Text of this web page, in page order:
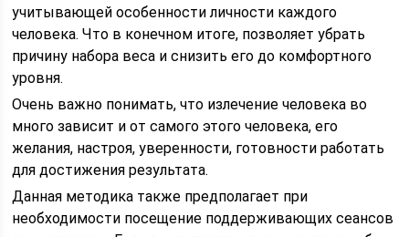
учитывающей особенности личности каждого
человека. Что в конечном итоге, позволяет убрать
причину набора веса и снизить его до комфортного
уровня.
Очень важно понимать, что излечение человека во
много зависит и от самого этого человека, его
желания, настроя, уверенности, готовности работать
для достижения результата.
Данная методика также предполагает при
необходимости посещение поддерживающих сеансов